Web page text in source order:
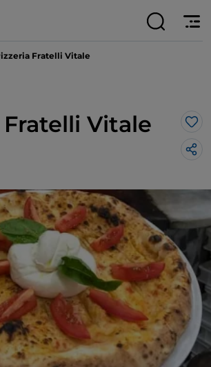
Fratelli Vitale
Fratelli Vitale